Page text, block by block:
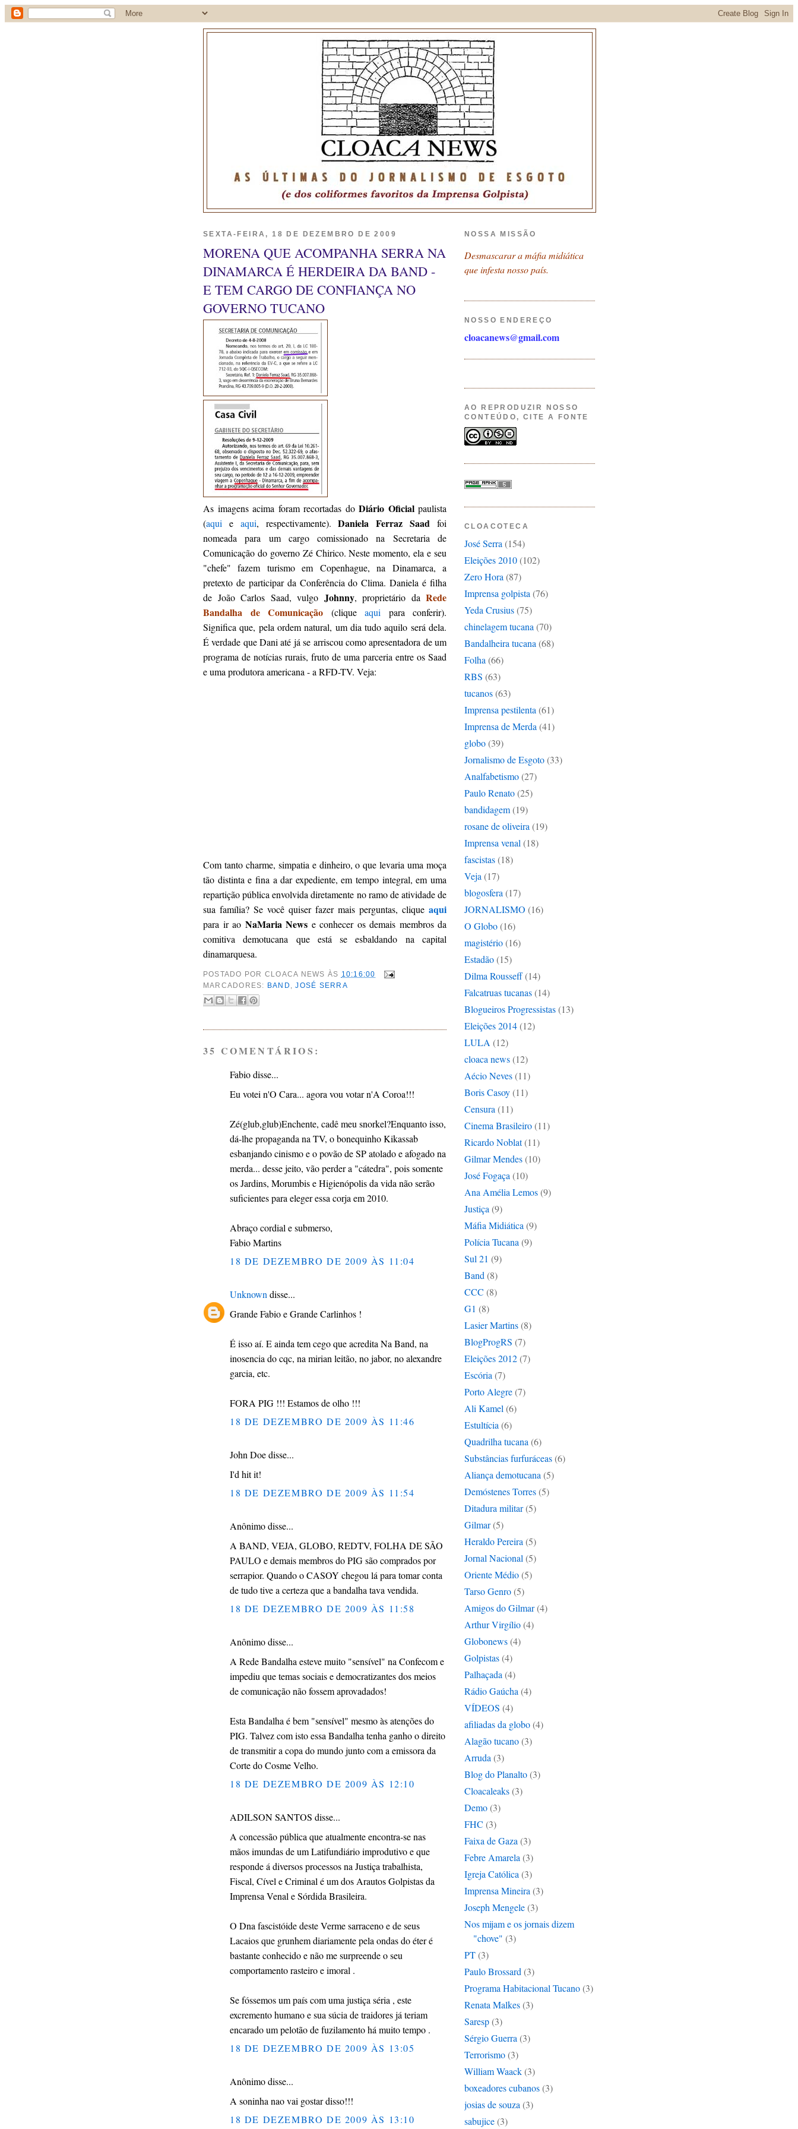
SEXTA-FEIRA, 18 DE DEZEMBRO DE 2009
MORENA QUE ACOMPANHA SERRA NA
DINAMARCA É HERDEIRA DA BAND -
E TEM CARGO DE CONFIANÇA NO
GOVERNO TUCANO
As imagens acima foram recortadas do Diário Oficialpaulista
(aqui e aqui, respectivamente).Daniela Ferraz Saad foi
nomeada para um cargo comissionado na Secretaria de
Comunicação do governo Zé Chirico. Neste momento, ela e seu
"chefe" fazem turismo em Copenhague, na Dinamarca, a
pretexto de participar da Conferência do Clima. Daniela é filha
de João Carlos Saad, vulgo Johnny, proprietário da Rede
Bandalha de Comunicação (clique aqui para conferir).
Significa que, pela ordem natural, um dia tudo aquilo será dela.
É verdade que Dani até já se arriscou como apresentadora de um
programa de notícias rurais, fruto de uma parceria entre os Saad
e uma produtora americana - a RFD-TV. Veja:
Com tanto charme, simpatia e dinheiro, o que levaria uma moça
tão distinta e fina a dar expediente, em tempo integral, em uma
repartição pública envolvida diretamente no ramo de atividade de
sua família? Se você quiser fazer mais perguntas, clique aqui
para ir ao NaMaria News e conhecer os demais membros da
comitiva demotucana que está se esbaldando na capital
dinamarquesa.
POSTADO POR CLOACA NEWS ÀS 10:16:00
MARCADORES: BAND ,JOSÉ SERRA
35 COMENTÁRIOS:
Fabio disse...
Eu votei n'O Cara... agora vou votar n'A Coroa!!!
Zé(glub,glub)Enchente, cadê meu snorkel?Enquanto isso,
dá-lhe propaganda na TV, o bonequinho Kikassab
esbanjando cinismo e o povão de SP atolado e afogado na
merda... desse jeito, vão perder a "cátedra", pois somente
os Jardins, Morumbis e Higienópolis da vida não serão
suficientes para eleger essa corja em 2010.
Abraço cordial e submerso,
Fabio Martins
18 DE DEZEMBRO DE 2009 ÀS 11:04
Unknown disse...
Grande Fabio e Grande Carlinhos !
É isso aí. E ainda tem cego que acredita Na Band, na
inosencia do cqc, na mirian leitão, no jabor, no alexandre
garcia, etc.
FORA PIG !!! Estamos de olho !!!
18 DE DEZEMBRO DE 2009 ÀS 11:46
John Doe disse...
I'd hit it!
18 DE DEZEMBRO DE 2009 ÀS 11:54
Anônimo disse...
A BAND, VEJA, GLOBO, REDTV, FOLHA DE SÃO
PAULO e demais membros do PIG são comprados por
serrapior. Quando o CASOY chegou lá para tomar conta
de tudo tive a certeza que a bandalha tava vendida.
18 DE DEZEMBRO DE 2009 ÀS 11:58
Anônimo disse...
A Rede Bandalha esteve muito "sensível" na Confecom e
impediu que temas sociais e democratizantes dos meios
de comunicação não fossem aprovadados!
Esta Bandalha é bem "sensível" mesmo às atenções do
PIG. Talvez com isto essa Bandalha tenha ganho o direito
de transmitir a copa do mundo junto com a emissora da
Corte do Cosme Velho.
18 DE DEZEMBRO DE 2009 ÀS 12:10
ADILSON SANTOS disse...
A concessão pública que atualmente encontra-se nas
mãos imundas de um Latifundiário improdutivo e que
responde á diversos processos na Justiça trabalhista,
Fiscal, Cível e Criminal é um dos Arautos Golpistas da
Imprensa Venal e Sórdida Brasileira.
O Dna fascistóide deste Verme sarraceno e de seus
Lacaios que grunhem diariamente pela ondas do éter é
bastante conhecido e não me surpreende o seu
comportamento rasteiro e imoral .
Se fóssemos um país com uma justiça séria , este
excremento humano e sua súcia de traidores já teriam
encarado um pelotão de fuzilamento há muito tempo .
18 DE DEZEMBRO DE 2009 ÀS 13:05
Anônimo disse...
A soninha nao vai gostar disso!!!
18 DE DEZEMBRO DE 2009 ÀS 13:10
NOSSA MISSÃO
Desmascarar a máfia midiática
que infesta nosso país.
NOSSO ENDEREÇO
cloacanews@gmail.com
AO REPRODUZIR NOSSO
CONTEÚDO, CITE A FONTE
CLOACOTECA
José Serra (154)
Eleições 2010(102)
Zero Hora (87)
Imprensa golpista (76)
Yeda Crusius(75)
chinelagem tucana (70)
Bandalheira tucana (68)
Folha (66)
RBS (63)
tucanos(63)
Imprensa pestilenta (61)
Imprensa de Merda (41)
globo(39)
Jornalismo de Esgoto(33)
Analfabetismo(27)
Paulo Renato(25)
bandidagem(19)
rosane de oliveira (19)
Imprensa venal (18)
fascistas(18)
Veja (17)
blogosfera (17)
JORNALISMO (16)
O Globo(16)
magistério(16)
Estadão(15)
Dilma Rousseff(14)
Falcatruas tucanas(14)
Blogueiros Progressistas(13)
Eleições 2014(12)
LULA (12)
cloaca news(12)
Aécio Neves(11)
Boris Casoy(11)
Censura (11)
Cinema Brasileiro(11)
Ricardo Noblat(11)
Gilmar Mendes(10)
José Fogaça (10)
Ana Amélia Lemos(9)
Justiça (9)
Máfia Midiática (9)
Polícia Tucana (9)
Sul 21 (9)
Band (8)
CCC (8)
G1 (8)
Lasier Martins(8)
BlogProgRS (7)
Eleições 2012(7)
Escória (7)
Porto Alegre(7)
Ali Kamel (6)
Estultícia (6)
Quadrilha tucana (6)
Substâncias furfuráceas(6)
Aliança demotucana (5)
Demóstenes Torres(5)
Ditadura militar(5)
Gilmar(5)
Heraldo Pereira (5)
Jornal Nacional (5)
Oriente Médio(5)
Tarso Genro(5)
Amigos do Gilmar(4)
Arthur Virgílio(4)
Globonews(4)
Golpistas(4)
Palhaçada (4)
Rádio Gaúcha (4)
VÍDEOS (4)
afiliadas da globo(4)
Alagão tucano(3)
Arruda (3)
Blog do Planalto(3)
Cloacaleaks(3)
Demo(3)
FHC (3)
Faixa de Gaza (3)
Febre Amarela (3)
Igreja Católica (3)
Imprensa Mineira (3)
Joseph Mengele(3)
Nos mijam e os jornais dizem
"chove" (3)
PT(3)
Paulo Brossard (3)
Programa Habitacional Tucano(3)
Renata Malkes(3)
Saresp(3)
Sérgio Guerra (3)
Terrorismo(3)
William Waack(3)
boxeadores cubanos(3)
josias de souza (3)
sabujice(3)